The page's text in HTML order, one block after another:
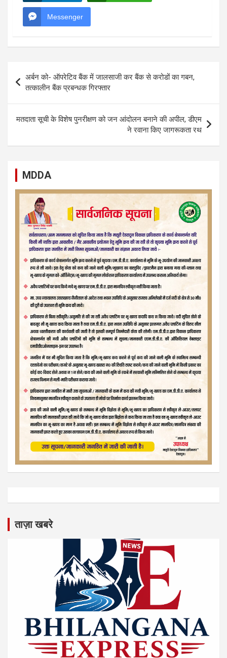
Messenger
Post
navigation
अर्बन को- ऑपरेटिव बैंक में जालसाजी कर बैंक से करोडों का गबन,
तत्कालीन बैंक प्रबन्धक गिरफ्तार
मतदाता सूची के विशेष पुनरीक्षण को जन आंदोलन बनाने की अपील, डीएम
ने रवाना किए जागरूकता रथ
MDDA
ताज़ा खबरे